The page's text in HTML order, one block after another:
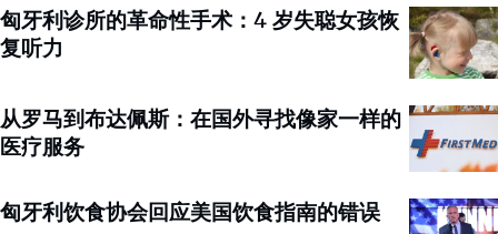
匈牙利诊所的革命性手术：4 岁失聪女孩恢
复听力
从罗马到布达佩斯：在国外寻找像家一样的
医疗服务
匈牙利饮食协会回应美国饮食指南的错误